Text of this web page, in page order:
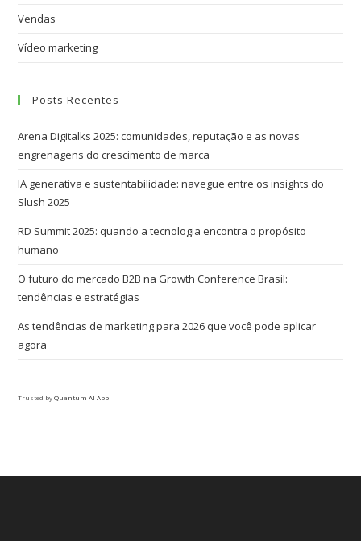
Vendas
Vídeo marketing
Posts Recentes
Arena Digitalks 2025: comunidades, reputação e as novas
engrenagens do crescimento de marca
IA generativa e sustentabilidade: navegue entre os insights do
Slush 2025
RD Summit 2025: quando a tecnologia encontra o propósito
humano
O futuro do mercado B2B na Growth Conference Brasil:
tendências e estratégias
As tendências de marketing para 2026 que você pode aplicar
agora
Trusted byQuantum AI App